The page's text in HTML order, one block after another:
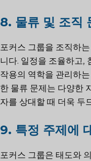
8. 물류 및 조직
포커스 그룹을 조직하
니다. 일정을 조율하고,
작용의 역학을 관리하
한 물류 문제는 다양한
자를 상대할 때 더욱 두
9. 특정 주제에
포커스 그룹은 태도와